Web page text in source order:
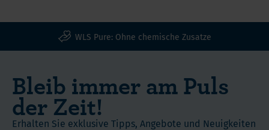
WLS Pure: Ohne chemische Zusatze
Bleib immer am Puls
der Zeit!
Erhalten Sie exklusive Tipps, Angebote und Neuigkeiten